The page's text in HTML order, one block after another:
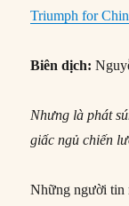
Triumph for
Biên dịch:
Nhưng là phát
giấc ngủ chiến
Những người tin